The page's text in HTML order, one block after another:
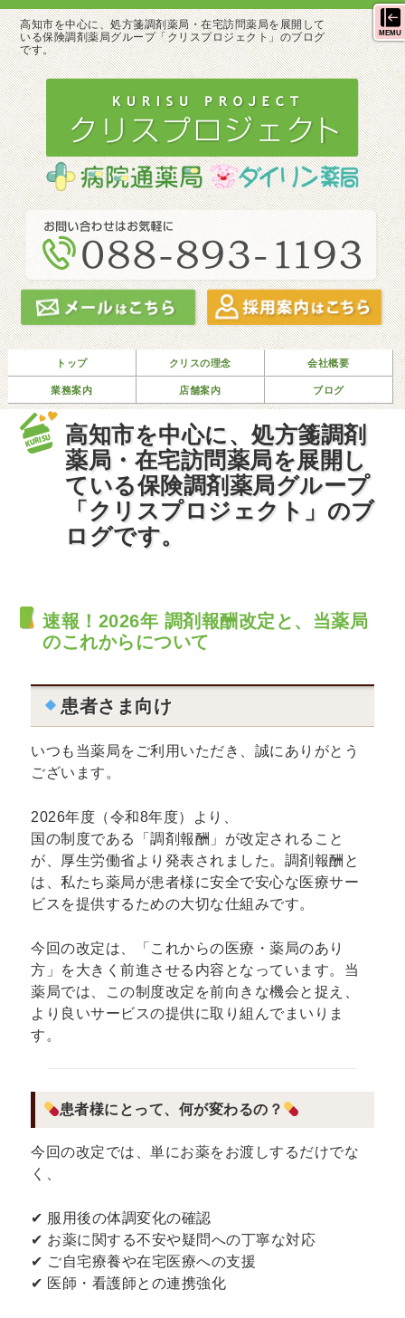
高知市を中心に、処方箋調剤薬局・在宅訪問薬局を展開して
いる保険調剤薬局グループ「クリスプロジェクト」のブログ
です。
MEMU
トップ クリスの理念 会社概要
業務案内 店舗案内 ブログ
高知市を中心に、処方箋調剤
薬局・在宅訪問薬局を展開し
ている保険調剤薬局グループ
「クリスプロジェクト」のブ
ログです。
速報！2026年 調剤報酬改定と、当薬局
のこれからについて
患者さま向け
いつも当薬局をご利用いただき、誠にありがとう
ございます。
2026年度（令和8年度）より、
国の制度である「調剤報酬」が改定されること
が、厚生労働省より発表されました。調剤報酬と
は、私たち薬局が患者様に安全で安心な医療サー
ビスを提供するための大切な仕組みです。
今回の改定は、「これからの医療・薬局のあり
方」を大きく前進させる内容となっています。当
薬局では、この制度改定を前向きな機会と捉え、
より良いサービスの提供に取り組んでまいりま
す。
患者様にとって、何が変わるの？
今回の改定では、単にお薬をお渡しするだけでな
く、
✔ 服用後の体調変化の確認
✔ お薬に関する不安や疑問への丁寧な対応
✔ ご自宅療養や在宅医療への支援
✔ 医師・看護師との連携強化